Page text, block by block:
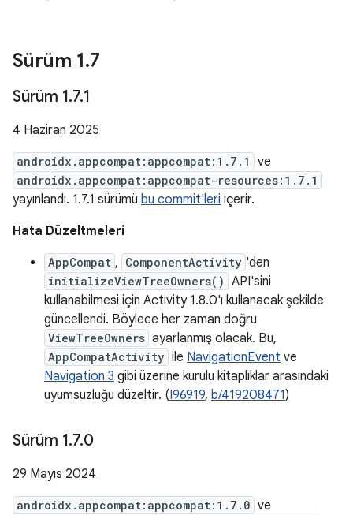
Sürüm 1.7
Sürüm 1.7.1
4 Haziran 2025
androidx.appcompat:appcompat:1.7.1 ve
androidx.appcompat:appcompat-resources:1.7.1
yayınlandı. 1.7.1 sürümü bu commit'leri içerir.
Hata Düzeltmeleri
AppCompat , ComponentActivity 'den
initializeViewTreeOwners() API'sini
kullanabilmesi için Activity 1.8.0'ı kullanacak şekilde
güncellendi. Böylece her zaman doğru
ViewTreeOwners ayarlanmış olacak. Bu,
AppCompatActivity ile NavigationEvent ve
Navigation 3 gibi üzerine kurulu kitaplıklar arasındaki
uyumsuzluğu düzeltir. (I96919, b/419208471)
Sürüm 1.7.0
29 Mayıs 2024
androidx.appcompat:appcompat:1.7.0 ve